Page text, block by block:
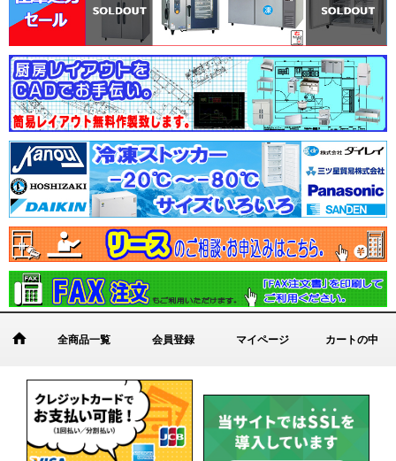
全商品一覧 会員登録 マイページ カートの中